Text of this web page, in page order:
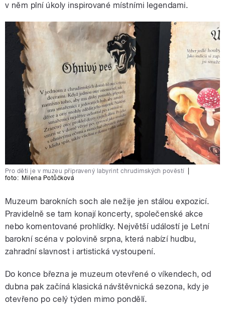
v něm plní úkoly inspirované místními legendami.
Pro děti je v muzeu připravený labyrint chrudimských pověstí
foto: Milena Potůčková
Muzeum barokních soch ale nežije jen stálou expozicí.
Pravidelně se tam konají koncerty, společenské akce
nebo komentované prohlídky. Největší událostí je Letní
barokní scéna v polovině srpna, která nabízí hudbu,
zahradní slavnost i artistická vystoupení.
Do konce března je muzeum otevřené o víkendech, od
dubna pak začíná klasická návštěvnická sezona, kdy je
otevřeno po celý týden mimo pondělí.